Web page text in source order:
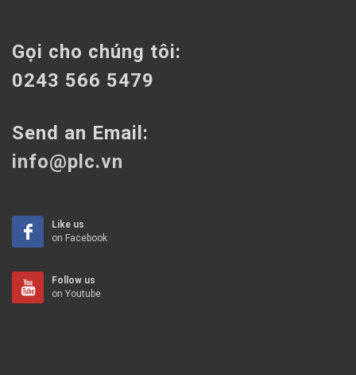
Gọi cho chúng tôi:
0243 566 5479
Send an Email:
info@plc.vn
Like us
on Facebook
Follow us
on Youtube